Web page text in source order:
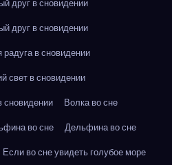
друг в сновидении
друг в сновидении
радуга в сновидении
свет в сновидении
сновидении
Волка во сне
во сне
Дельфина во сне
Если во сне увидеть голубое море